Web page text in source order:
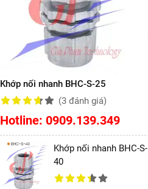
Khớp nối nhanh BHC-S-25
(3 đánh giá)
Hotline: 0909.139.349
Khớp nối nhanh BHC-S-
40